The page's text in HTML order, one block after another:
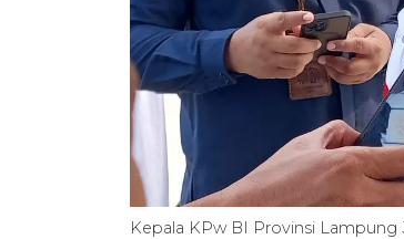
Kepala KPw BI Provinsi Lampung